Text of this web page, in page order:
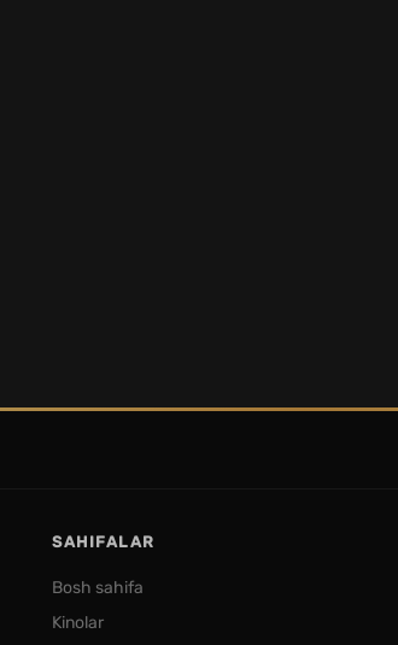
SAHIFALAR
Bosh sahifa
Kinolar